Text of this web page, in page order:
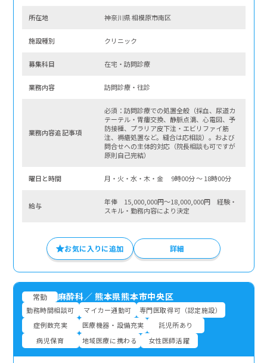
所在地 神奈川県 相模原市南区
施設種別 クリニック
募集科⽬ 在宅・訪問診療
業務内容 訪問診療・往診
業務内容追記事項
必須：訪問診療での処置全般（採血、尿道カ
テーテル・胃瘻交換、静脈点滴、心電図、予
防接種、プラリア皮下注・エビリファイ筋
注、褥瘡処置など。縫合は応相談）。および
問合せへの主体的対応（院長相談も可ですが
原則自己完結）
曜⽇と時間 月・火・水・木・金 9時00分 〜 18時00分
給与
年俸 15,000,000円～18,000,000円 経験・
スキル・勤務内容により決定
お気に入りに追加 詳細
常勤 麻酔科／熊本県熊本市中央区
勤務時間相談可 マイカー通勤可
専門医取得可（認定施設）
症例数充実
医療機器・設備充実
託児所あり
病児保育
地域医療に携わる 女性医師活躍